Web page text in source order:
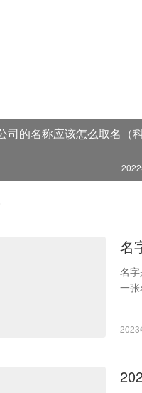
司的名称应该怎么取名（
名
名
一
2023